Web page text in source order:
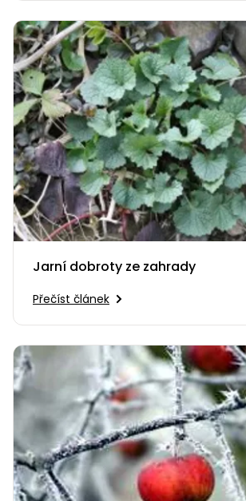
Jarní dobroty ze zahrady
Přečíst článek